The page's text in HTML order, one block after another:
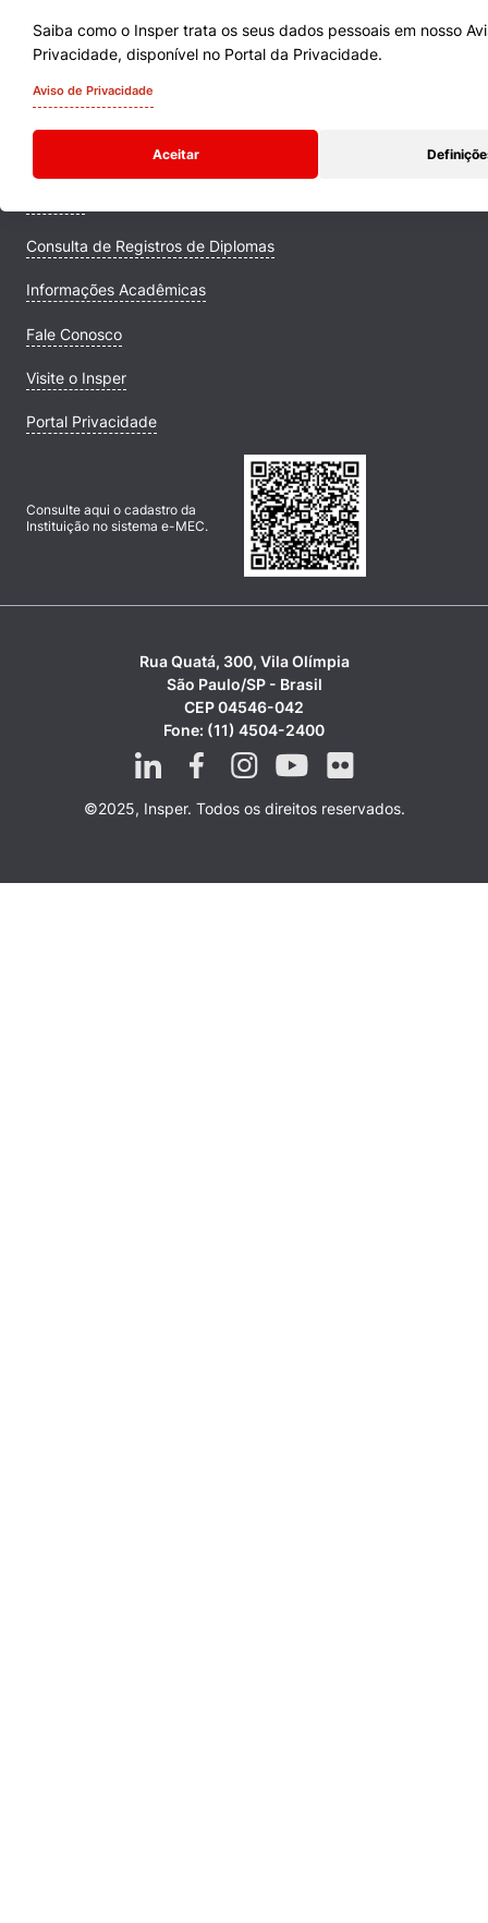
Saiba como o Insper trata os seus dados pessoais em nosso
Privacidade, disponível no Portal da Privacidade.
Aviso de Privacidade
Aceitar
Quem Somos
Comunidade Transforme
Consulta de Registros de Diplomas
Informações Acadêmicas
Fale Conosco
Visite o Insper
Portal Privacidade
Consulte aqui o cadastro da
Instituição no sistema e-MEC.
Rua Quatá, 300, Vila Olímpia
São Paulo/SP - Brasil
CEP 04546-042
Fone: (11) 4504-2400
©2025, Insper. Todos os direitos reservados.